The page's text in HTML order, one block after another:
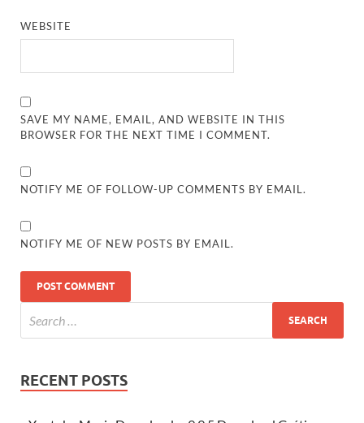
WEBSITE
SAVE MY NAME, EMAIL, AND WEBSITE IN THIS
BROWSER FOR THE NEXT TIME I COMMENT.
NOTIFY ME OF FOLLOW-UP COMMENTS BY EMAIL.
NOTIFY ME OF NEW POSTS BY EMAIL.
RECENT POSTS